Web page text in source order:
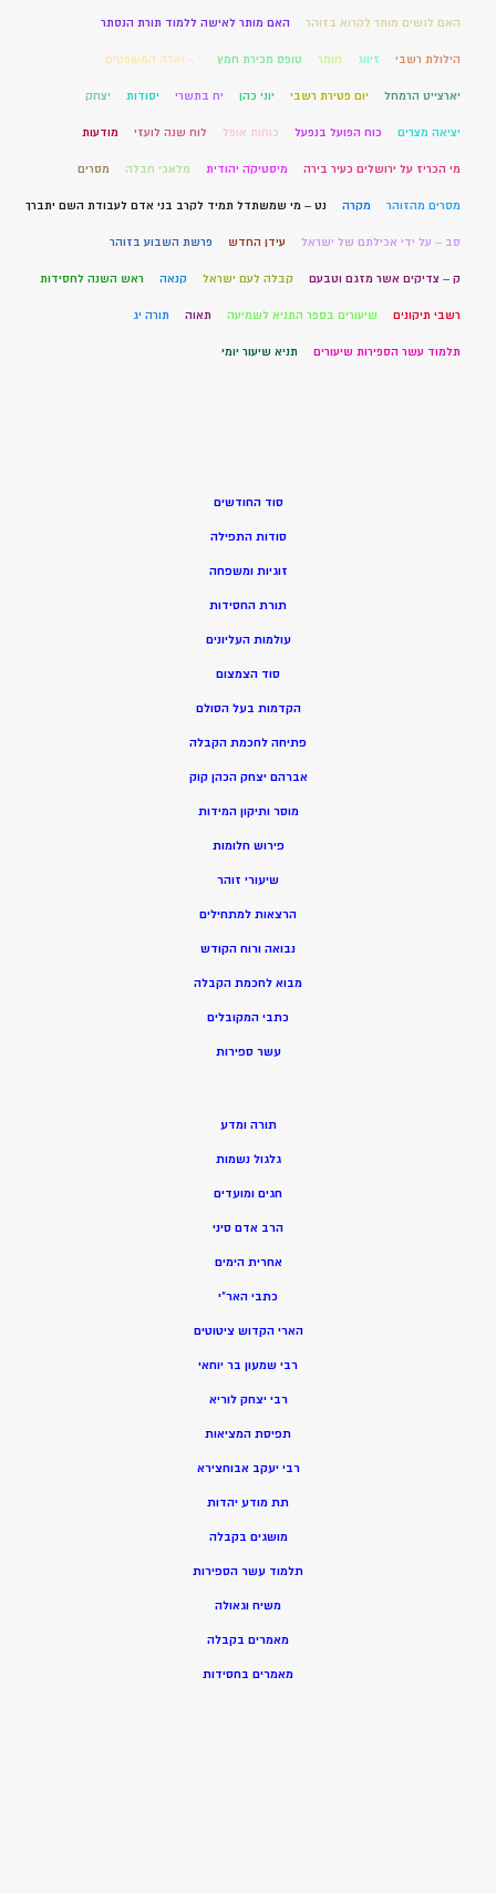
האם לנשים מותר לקרוא בזוהר האם מותר לאישה ללמוד תורת הנסתר
הילולת רשבי זיווג חומר טופס מכירת חמץ י – ואלה המשפטים
יארצייט הרמחל יום פטירת רשבי יוני כהן יח בתשרי יסודות יצחק
יציאה מצרים כוח הפועל בנפעל כוחות אופל לוח שנה לועזי מודעות
מי הכריז על ירושלים כעיר בירה מיסטיקה יהודית מלאכי חבלה מסרים
מסרים מהזוהר מקרה נט – מי שמשתדל תמיד לקרב בני אדם לעבודת השם יתברך
סב – על ידי אכילתם של ישראל עידן החדש פרשת השבוע בזוהר
ק – צדיקים אשר מזגם וטבעם קבלה לעם ישראל קנאה ראש השנה לחסידות
רשבי תיקונים שיעורים בספר התניא לשמיעה תאוה תורה יג
תלמוד עשר הספירות שיעורים תניא שיעור יומי
סוד החודשים
סודות התפילה
זוגיות ומשפחה
תורת החסידות
עולמות העליונים
סוד הצמצום
הקדמות בעל הסולם
פתיחה לחכמת הקבלה
אברהם יצחק הכהן קוק
מוסר ותיקון המידות
פירוש חלומות
שיעורי זוהר
הרצאות למתחילים
נבואה ורוח הקודש
מבוא לחכמת הקבלה
כתבי המקובלים
עשר ספירות
תורה ומדע
גלגול נשמות
חגים ומועדים
הרב אדם סיני
אחרית הימים
כתבי האר”י
הארי הקדוש ציטוטים
רבי שמעון בר יוחאי
רבי יצחק לוריא
תפיסת המציאות
רבי יעקב אבוחצירא
תת מודע יהדות
מושגים בקבלה
תלמוד עשר הספירות
משיח וגאולה
מאמרים בקבלה
מאמרים בחסידות